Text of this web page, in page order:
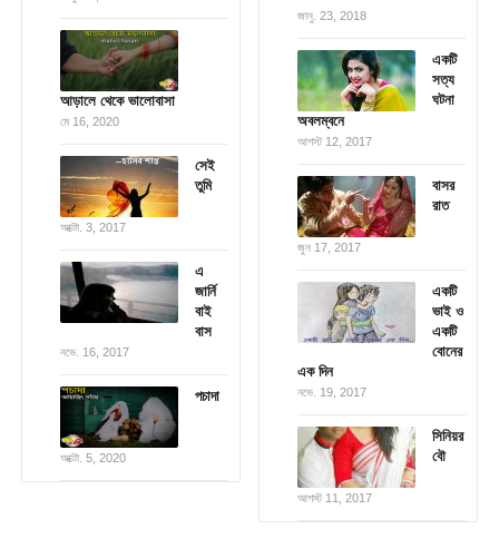
আড়ালে থেকে ভালোবাসা
মে 16, 2020
সেই
তুমি
অক্টো. 3, 2017
এ
জার্নি
বাই
বাস
নভে. 16, 2017
পচাদা
অক্টো. 5, 2020
জানু. 23, 2018
একটি
সত্য
ঘটনা
অবলম্বনে
আগস্ট 12, 2017
বাসর
রাত
জুন 17, 2017
একটি
ভাই ও
একটি
বোনের
এক দিন
নভে. 19, 2017
সিনিয়র
বৌ
আগস্ট 11, 2017